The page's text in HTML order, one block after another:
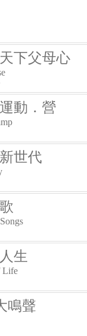
下父母心
動．營
世代
生
Life
鳴聲